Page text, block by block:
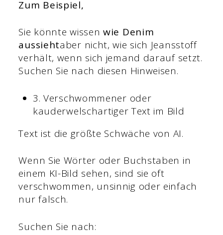
Zum Beispiel,
Sie könnte wissenwie Denim
aussiehtaber nicht, wie sich Jeansstoff
verhält, wenn sich jemand darauf setzt.
Suchen Sie nach diesen Hinweisen.
3. Verschwommener oder
kauderwelschartiger Text im Bild
Text ist die größte Schwäche von AI.
Wenn Sie Wörter oder Buchstaben in
einem KI-Bild sehen, sind sie oft
verschwommen, unsinnig oder einfach
nur falsch.
Suchen Sie nach: